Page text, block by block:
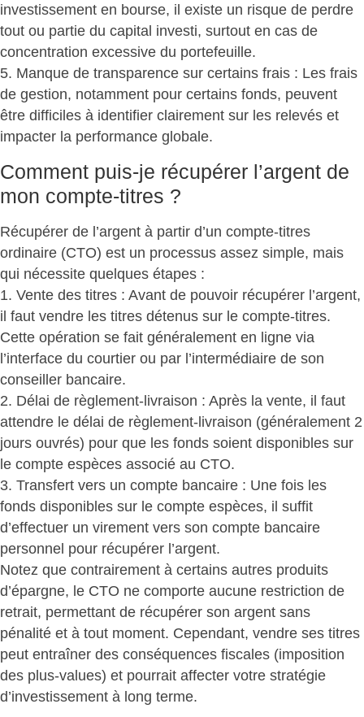
investissement en bourse, il existe un risque de perdre
tout ou partie du capital investi, surtout en cas de
concentration excessive du portefeuille.
5. Manque de transparence sur certains frais : Les frais
de gestion, notamment pour certains fonds, peuvent
être difficiles à identifier clairement sur les relevés et
impacter la performance globale.
Comment puis-je récupérer l’argent de
mon compte-titres ?
Récupérer de l’argent à partir d’un compte-titres
ordinaire (CTO) est un processus assez simple, mais
qui nécessite quelques étapes :
1. Vente des titres : Avant de pouvoir récupérer l’argent,
il faut vendre les titres détenus sur le compte-titres.
Cette opération se fait généralement en ligne via
l’interface du courtier ou par l’intermédiaire de son
conseiller bancaire.
2. Délai de règlement-livraison : Après la vente, il faut
attendre le délai de règlement-livraison (généralement 2
jours ouvrés) pour que les fonds soient disponibles sur
le compte espèces associé au CTO.
3. Transfert vers un compte bancaire : Une fois les
fonds disponibles sur le compte espèces, il suffit
d’effectuer un virement vers son compte bancaire
personnel pour récupérer l’argent.
Notez que contrairement à certains autres produits
d’épargne, le CTO ne comporte aucune restriction de
retrait, permettant de récupérer son argent sans
pénalité et à tout moment. Cependant, vendre ses titres
peut entraîner des conséquences fiscales (imposition
des plus-values) et pourrait affecter votre stratégie
d’investissement à long terme.